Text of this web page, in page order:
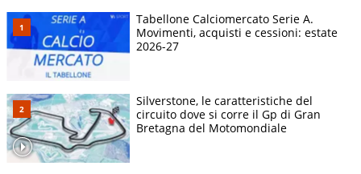
Tabellone Calciomercato Serie A.
Movimenti, acquisti e cessioni: estate
2026-27
Silverstone, le caratteristiche del
circuito dove si corre il Gp di Gran
Bretagna del Motomondiale